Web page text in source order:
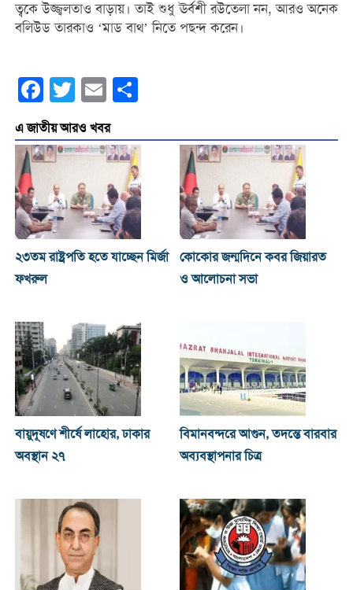
ত্বকে উজ্জ্বলতাও বাড়ায়। তাই শুধু ঊর্বশী রউতেলা নন, আরও অনেক
বলিউড তারকাও ‘মাড বাথ’ নিতে পছন্দ করেন।
Facebook
Twitter Email
এ জাতীয় আরও খবর
২৩তম রাষ্ট্রপতি হতে যাচ্ছেন মির্জা
ফখরুল
কোকোর জন্মদিনে কবর জিয়ারত
ও আলোচনা সভা
বায়ুদূষণে শীর্ষে লাহোর, ঢাকার
অবস্থান ২৭
বিমানবন্দরে আগুন, তদন্তে বারবার
অব্যবস্থাপনার চিত্র